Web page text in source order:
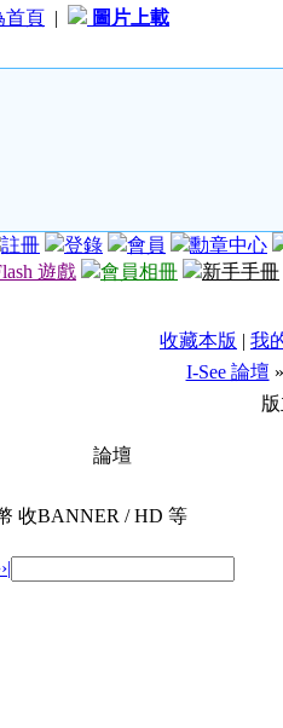
首頁 | 圖片上載
註冊 登錄 會員
勳章中心
遊戲
會員相冊 新手手冊
收藏本版 | 我
I-See 論壇
論壇
收BANNER / HD 等
›|